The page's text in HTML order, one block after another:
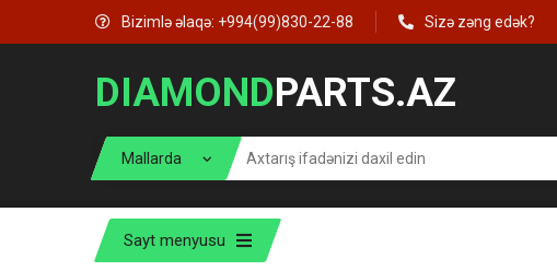
Bizimlə əlaqə: +994(99)830-22-88 Sizə zəng edək?
DIAMONDPARTS.AZ
Sayt menyusu